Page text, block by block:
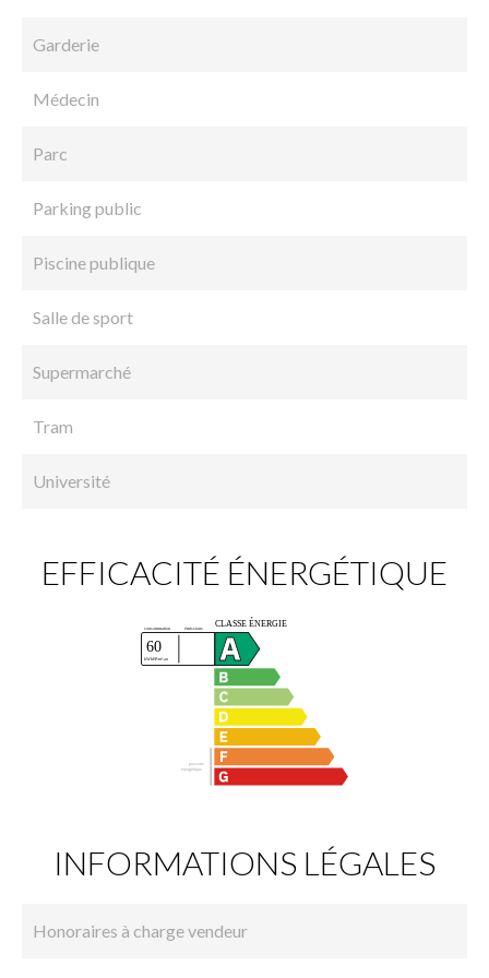
Garderie
Médecin
Parc
Parking public
Piscine publique
Salle de sport
Supermarché
Tram
Université
EFFICACITÉ ÉNERGÉTIQUE
INFORMATIONS LÉGALES
Honoraires à charge vendeur